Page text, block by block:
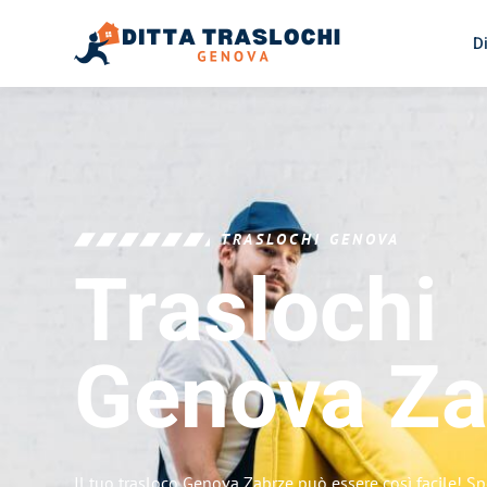
TRASLOCHI GENOVA
Traslochi
Genova
Il tuo trasloco Genova Zabrze può essere così facile!